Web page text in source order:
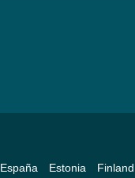
España Estonia Finland